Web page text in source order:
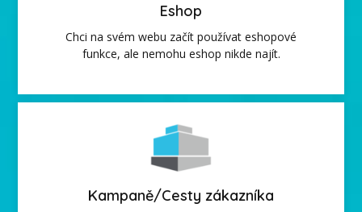
Eshop
Chci na svém webu začít používat eshopové
funkce, ale nemohu eshop nikde najít.
Kampaně/Cesty zákazníka